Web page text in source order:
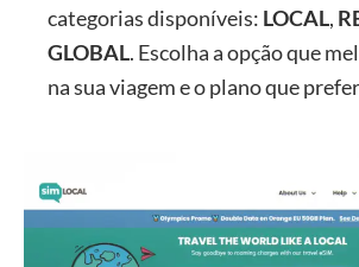
categorias disponíveis: LOCAL,
GLOBAL. Escolha a opção que
na sua viagem e o plano que